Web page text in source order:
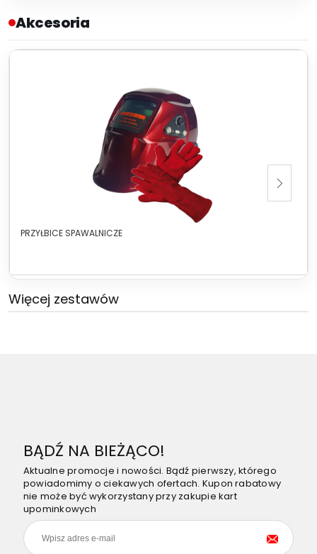
Akcesoria
PRZYŁBICE SPAWALNICZE
Więcej zestawów
BĄDŹ NA BIEŻĄCO!
Aktualne promocje i nowości. Bądź pierwszy, którego
powiadomimy o ciekawych ofertach. Kupon rabatowy
nie może być wykorzystany przy zakupie kart
upominkowych